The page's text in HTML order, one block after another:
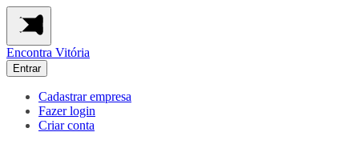
Encontra Vitória
Entrar
Cadastrar empresa
Fazer login
Criar conta